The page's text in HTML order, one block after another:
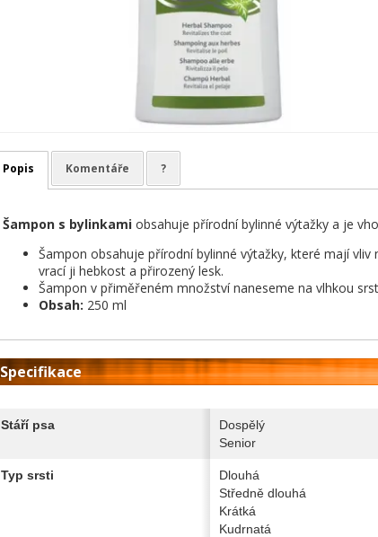
Popis Komentáře ?
Šampon s bylinkamiobsahuje přírodní bylinné výtažky a je
Šampon obsahuje přírodní bylinné výtažky, které mají
vrací ji hebkost a přirozený lesk.
Šampon v přiměřeném množství naneseme na vlhkou
Obsah: 250 ml
Specifikace
Stáří psa
Dospělý
Senior
Typ srsti
Dlouhá
Středně dlouhá
Krátká
Kudrnatá